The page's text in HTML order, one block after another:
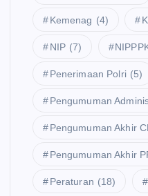
Kemenag (4)
NIP (7)
Penerimaan Polri (5)
Pengumuman
Pengumuman Akhir
Pengumuman Akhir
Peraturan (18)